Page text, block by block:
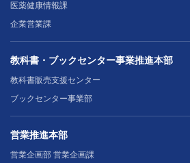
医薬健康情報課
企業営業課
教科書・ブックセンター事業推進本部
教科書販売支援センター
ブックセンター事業部
営業推進本部
営業企画部 営業企画課